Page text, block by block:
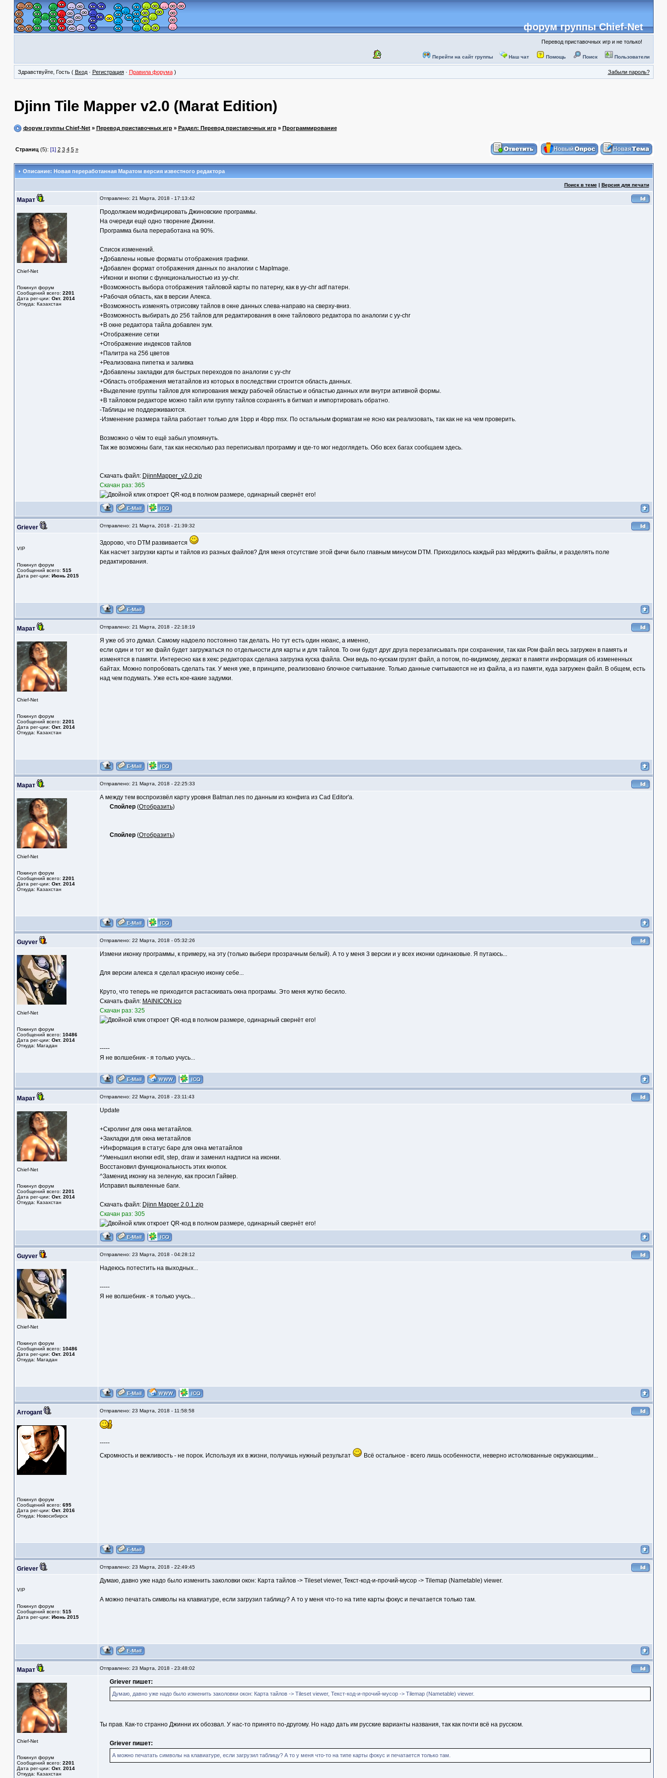
форум группы Chief-Net
Перевод приставочных игр и не только!
Перейти на сайт группы Наш чат Помощь Поиск Пользователи
Здравствуйте, Гость ( Вход· Регистрация· Правила форума) Забыли пароль?
Djinn Tile Mapper v2.0 (Marat Edition)
форум группы Chief-Net» Перевод приставочных игр» Раздел: Перевод приставочных игр» Программирование
Страниц (5): [1] 2 3 4 5 »
Описание: Новая переработанная Маратом версия известного редактора
Поиск в теме| Версия для печати
Марат Отправлено: 21 Марта, 2018 - 17:13:42
Chief-Net
Покинул форум
Сообщений всего: 2201
Дата рег-ции: Окт. 2014
Откуда: Казахстан
Продолжаем модифицировать Джиновские программы.
На очереди ещё одно творение Джинни.
Программа была переработана на 90%.
Список изменений.
+Добавлены новые форматы отображения графики.
+Добавлен формат отображения данных по аналогии с MapImage.
+Иконки и кнопки с функциональностью из yy-chr.
+Возможность выбора отображения тайловой карты по патерну, как в yy-chr adf патерн.
+Рабочая область, как в версии Алекса.
+Возможность изменять отрисовку тайлов в окне данных слева-направо на сверху-вниз.
+Возможность выбирать до 256 тайлов для редактирования в окне тайлового редактора по аналогии с yy-chr
+В окне редактора тайла добавлен зум.
+Отображение сетки
+Отображение индексов тайлов
+Палитра на 256 цветов
+Реализована пипетка и заливка
+Добавлены закладки для быстрых переходов по аналогии с yy-chr
+Область отображения метатайлов из которых в последствии строится область данных.
+Выделение группы тайлов для копирования между рабочей областью и областью данных или внутри активной формы.
+В тайловом редакторе можно тайл или группу тайлов сохранять в битмап и импортировать обратно.
-Таблицы не поддерживаются.
-Изменение размера тайла работает только для 1bpp и 4bpp msx. По остальным форматам не ясно как реализовать, так как не на чем проверить.
Возможно о чём то ещё забыл упомянуть.
Так же возможны баги, так как несколько раз переписывал программу и где-то мог недоглядеть. Обо всех багах сообщаем здесь.
Скачать файл: DjinnMapper_v2.0.zip
Скачан раз: 365
Griever Отправлено: 21 Марта, 2018 - 21:39:32
VIP
Покинул форум
Сообщений всего: 515
Дата рег-ции: Июнь 2015
Здорово, что DTM развивается
Как насчет загрузки карты и тайлов из разных файлов? Для меня отсутствие этой фичи было главным минусом DTM. Приходилось каждый раз мёрджить файлы, и разделять поле
редактирования.
Марат Отправлено: 21 Марта, 2018 - 22:18:19
Chief-Net
Покинул форум
Сообщений всего: 2201
Дата рег-ции: Окт. 2014
Откуда: Казахстан
Я уже об это думал. Самому надоело постоянно так делать. Но тут есть один нюанс, а именно,
если один и тот же файл будет загружаться по отдельности для карты и для тайлов. То они будут друг друга перезаписывать при сохранении, так как Ром файл весь загружен в память и
изменятся в памяти. Интересно как в хекс редакторах сделана загрузка куска файла. Они ведь по-кускам грузят файл, а потом, по-видимому, держат в памяти информация об измененных
байтах. Можно попробовать сделать так. У меня уже, в принципе, реализовано блочное считывание. Только данные считываются не из файла, а из памяти, куда загружен файл. В общем, есть
над чем подумать. Уже есть кое-какие задумки.
Марат Отправлено: 21 Марта, 2018 - 22:25:33
Chief-Net
Покинул форум
Сообщений всего: 2201
Дата рег-ции: Окт. 2014
Откуда: Казахстан
А между тем воспроизвёл карту уровня Batman.nes по данным из конфига из Cad Editor'a.
Спойлер (Отобразить)
Спойлер (Отобразить)
Guyver Отправлено: 22 Марта, 2018 - 05:32:26
Chief-Net
Покинул форум
Сообщений всего: 10486
Дата рег-ции: Окт. 2014
Откуда: Магадан
Измени иконку программы, к примеру, на эту (только выбери прозрачным белый). А то у меня 3 версии и у всех иконки одинаковые. Я путаюсь...
Для версии алекса я сделал красную иконку себе...
Круто, что теперь не приходится растаскивать окна програмы. Это меня жутко бесило.
Скачать файл: MAINICON.ico
Скачан раз: 325
-----
Я не волшебник - я только учусь...
Марат Отправлено: 22 Марта, 2018 - 23:11:43
Chief-Net
Покинул форум
Сообщений всего: 2201
Дата рег-ции: Окт. 2014
Откуда: Казахстан
Update
+Скролинг для окна метатайлов.
+Закладки для окна метатайлов
+Информация в статус баре для окна метатайлов
^Уменьшил кнопки edit, step, draw и заменил надписи на иконки.
Восстановил функциональность этих кнопок.
^Заменид иконку на зеленую, как просил Гайвер.
Исправил выявленные баги.
Скачать файл: Djinn Mapper 2.0.1.zip
Скачан раз: 305
Guyver Отправлено: 23 Марта, 2018 - 04:28:12
Chief-Net
Покинул форум
Сообщений всего: 10486
Дата рег-ции: Окт. 2014
Откуда: Магадан
Надеюсь потестить на выходных...
-----
Я не волшебник - я только учусь...
Arrogant Отправлено: 23 Марта, 2018 - 11:58:58
Покинул форум
Сообщений всего: 695
Дата рег-ции: Окт. 2016
Откуда: Новосибирск
-----
Скромность и вежливость - не порок. Используя их в жизни, получишь нужный результат
Всё остальное - всего лишь особенности, неверно истолкованные окружающими...
Griever Отправлено: 23 Марта, 2018 - 22:49:45
VIP
Покинул форум
Сообщений всего: 515
Дата рег-ции: Июнь 2015
Думаю, давно уже надо было изменить заколовки окон: Карта тайлов -> Tileset viewer, Текст-код-и-прочий-мусор -> Tilemap (Nametable) viewer.
А можно печатать символы на клавиатуре, если загрузил таблицу? А то у меня что-то на типе карты фокус и печатается только там.
Марат Отправлено: 23 Марта, 2018 - 23:48:02
Chief-Net
Покинул форум
Сообщений всего: 2201
Дата рег-ции: Окт. 2014
Откуда: Казахстан
Griever пишет:
Думаю, давно уже надо было изменить заколовки окон: Карта тайлов -> Tileset viewer, Текст-код-и-прочий-мусор -> Tilemap (Nametable) viewer.
Ты прав. Как-то странно Джинни их обозвал. У нас-то принято по-другому. Но надо дать им русские варианты названия, так как почти всё на русском.
Griever пишет:
А можно печатать символы на клавиатуре, если загрузил таблицу? А то у меня что-то на типе карты фокус и печатается только там.